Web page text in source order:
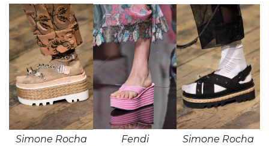
Simone Rocha Fendi Simone Rocha